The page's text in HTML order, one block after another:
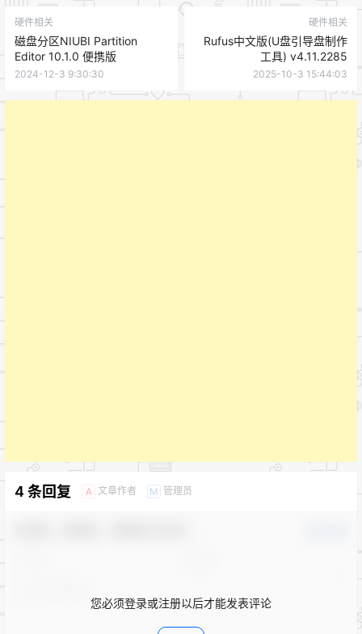
硬件相关
磁盘分区NIUBI Partition
Editor 10.1.0 便携版
2024-12-3 9:30:30
硬件相关
Rufus中文版(U盘引导盘制作
工具) v4.11.2285
2025-10-3 15:44:03
4 条回复 A 文章作者 M 管理员
您必须登录或注册以后才能发表评论